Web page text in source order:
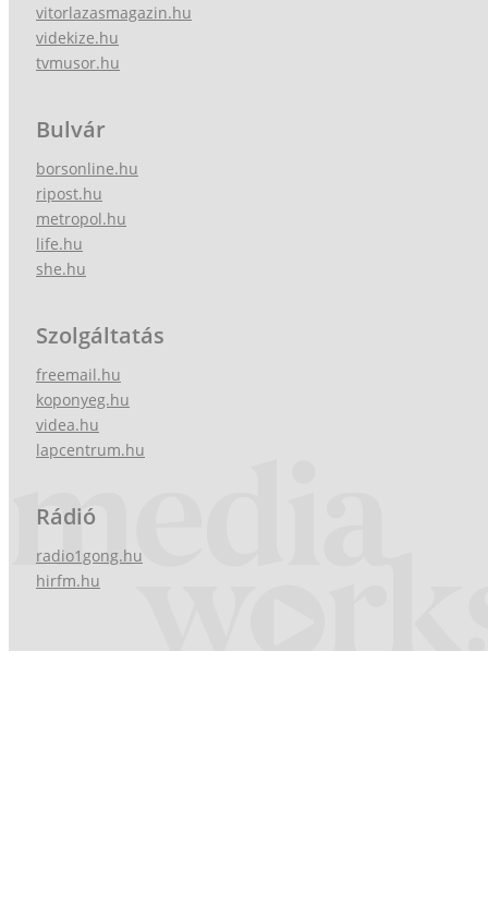
vitorlazasmagazin.hu
videkize.hu
tvmusor.hu
Bulvár
borsonline.hu
ripost.hu
metropol.hu
life.hu
she.hu
Szolgáltatás
freemail.hu
koponyeg.hu
videa.hu
lapcentrum.hu
Rádió
radio1gong.hu
hirfm.hu